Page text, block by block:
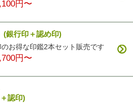
円〜
(銀行印＋認め印)
お得な印鑑2本セット販売です
円〜
認印)